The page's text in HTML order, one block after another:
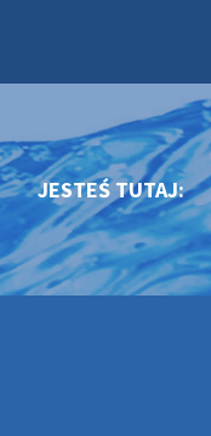
JESTEŚ TUTAJ: